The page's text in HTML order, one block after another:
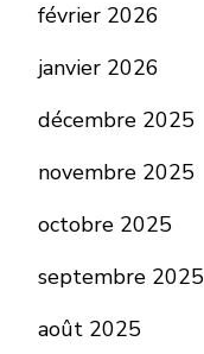
février 2026
janvier 2026
décembre 2025
novembre 2025
octobre 2025
septembre 2025
août 2025